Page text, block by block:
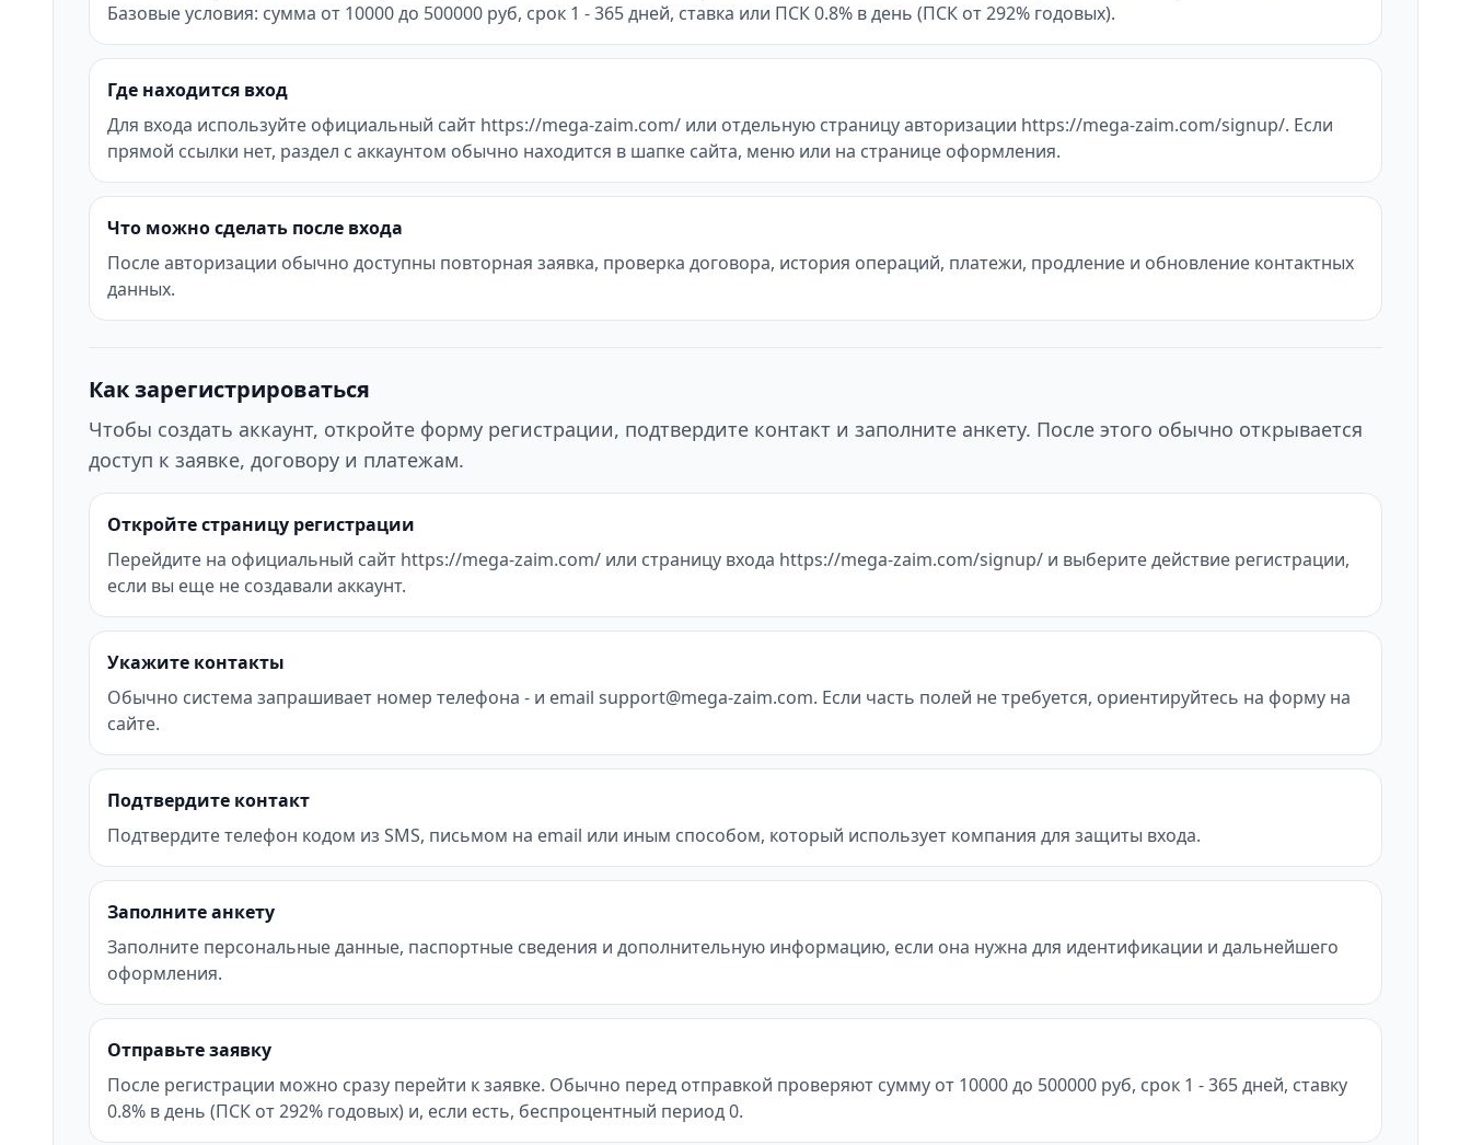
Базовые условия: сумма от 10000 до 500000 руб, срок 1 - 365 дней, ставка или ПСК 0.8% в день (ПСК от 292% годовых).
Где находится вход
Для входа используйте официальный сайт https://mega-zaim.com/ или отдельную страницу авторизации https://mega-zaim.com/signup/. Если
прямой ссылки нет, раздел с аккаунтом обычно находится в шапке сайта, меню или на странице оформления.
Что можно сделать после входа
После авторизации обычно доступны повторная заявка, проверка договора, история операций, платежи, продление и обновление контактных
данных.
Как зарегистрироваться
Чтобы создать аккаунт, откройте форму регистрации, подтвердите контакт и заполните анкету. После этого обычно открывается
доступ к заявке, договору и платежам.
Откройте страницу регистрации
Перейдите на официальный сайт https://mega-zaim.com/ или страницу входа https://mega-zaim.com/signup/ и выберите действие регистрации,
если вы еще не создавали аккаунт.
Укажите контакты
Обычно система запрашивает номер телефона - и email support@mega-zaim.com. Если часть полей не требуется, ориентируйтесь на форму на
сайте.
Подтвердите контакт
Подтвердите телефон кодом из SMS, письмом на email или иным способом, который использует компания для защиты входа.
Заполните анкету
Заполните персональные данные, паспортные сведения и дополнительную информацию, если она нужна для идентификации и дальнейшего
оформления.
Отправьте заявку
После регистрации можно сразу перейти к заявке. Обычно перед отправкой проверяют сумму от 10000 до 500000 руб, срок 1 - 365 дней, ставку
0.8% в день (ПСК от 292% годовых) и, если есть, беспроцентный период 0.